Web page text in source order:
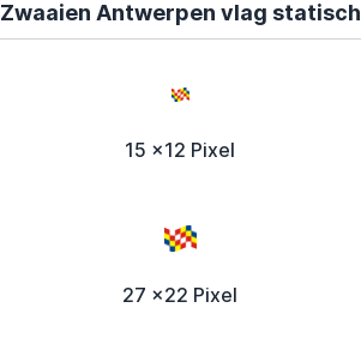
Zwaaien Antwerpen vlag statisch
15 x12 Pixel
27 x22 Pixel